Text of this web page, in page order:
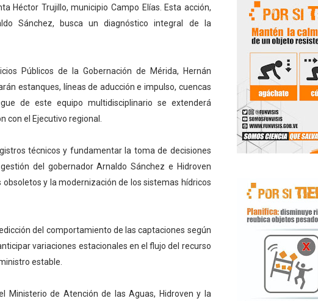
Mundial de la Lactancia Materna
brinda recreación y cultura a niños del municipio Libertador
clubes deportivos de Zea en una enriquecedora jornada vacacional
en Mérida con plan de actualización y atención territorial
OAN para la instalación del detector Cherenkov de agua
Héctor Trujillo, municipio Campo Elías. Esta acción,
Sánchez, busca un diagnóstico integral de la
Públicos de la Gobernación de Mérida, Hernán
estanques, líneas de aducción e impulso, cuencas
de este equipo multidisciplinario se extenderá
con el Ejecutivo regional.
técnicos y fundamentar la toma de decisiones
del gobernador Arnaldo Sánchez e Hidroven
y la modernización de los sistemas hídricos
del comportamiento de las captaciones según
variaciones estacionales en el flujo del recurso
estable.
Ministerio de Atención de las Aguas, Hidroven y la